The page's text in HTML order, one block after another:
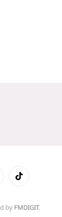
TikTok
by FMDIGIT.